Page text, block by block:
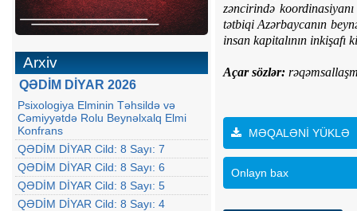
Arxiv
QƏDİM DİYAR 2026
Psixologiya Elminin Təhsildə və
Cəmiyyətdə Rolu Beynəlxalq Elmi
Konfrans
QƏDİM DİYAR Cild: 8 Sayı: 7
QƏDİM DİYAR Cild: 8 Sayı: 6
QƏDİM DİYAR Cild: 8 Sayı: 5
QƏDİM DİYAR Cild: 8 Sayı: 4
zəncirində
tətbiqi Azərbaycanın
insan kapitalının inkişafı
Açar sözlər:
MƏQALƏNİ YÜKLƏ
Onlayn bax